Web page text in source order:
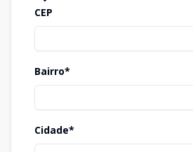
CEP
Bairro*
Cidade*